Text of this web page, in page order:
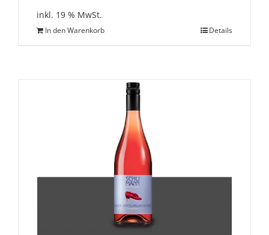
inkl. 19 % MwSt.
In den Warenkorb Details